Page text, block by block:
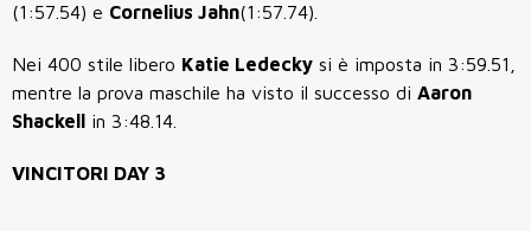
(1:57.54) e Cornelius Jahn(1:57.74).
Nei 400 stile libero Katie Ledecky si è imposta in 3:59.51,
mentre la prova maschile ha visto il successo di Aaron
Shackell
in 3:48.14.
VINCITORI DAY 3